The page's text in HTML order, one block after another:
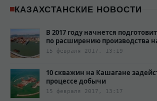
КАЗАХСТАНСКИЕ НОВОСТИ
В 2017 году начнется
по расширению производства
15 февраля 2017, 13:19
10 скважин на Кашагане
процессе добычи
15 февраля 2017, 13:17